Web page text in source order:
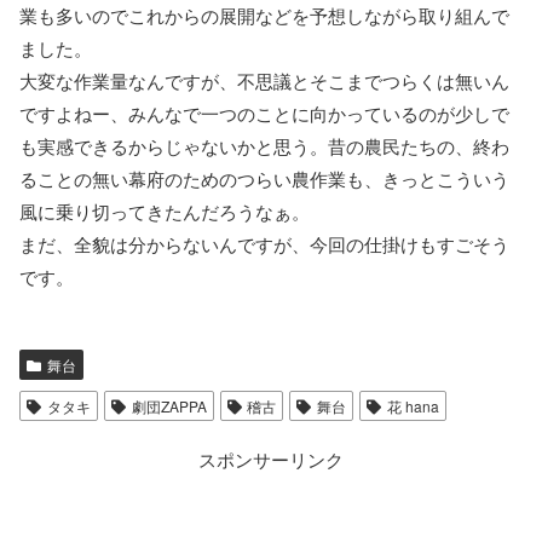
業も多いのでこれからの展開などを予想しながら取り組んで
ました。
大変な作業量なんですが、不思議とそこまでつらくは無いん
ですよねー、みんなで一つのことに向かっているのが少しで
も実感できるからじゃないかと思う。昔の農民たちの、終わ
ることの無い幕府のためのつらい農作業も、きっとこういう
風に乗り切ってきたんだろうなぁ。
まだ、全貌は分からないんですが、今回の仕掛けもすごそう
です。
舞台
タタキ 劇団ZAPPA 稽古 舞台 花 hana
スポンサーリンク